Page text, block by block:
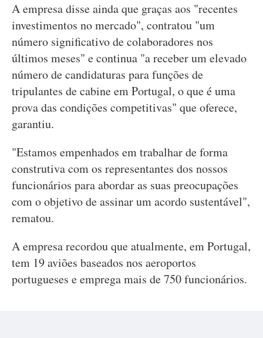
A empresa disse ainda que graças aos "recentes
investimentos no mercado", contratou "um
número significativo de colaboradores nos
últimos meses" e continua "a receber um elevado
número de candidaturas para funções de
tripulantes de cabine em Portugal, o que é uma
prova das condições competitivas" que oferece,
garantiu.
"Estamos empenhados em trabalhar de forma
construtiva com os representantes dos nossos
funcionários para abordar as suas preocupações
com o objetivo de assinar um acordo sustentável",
rematou.
A empresa recordou que atualmente, em Portugal,
tem 19 aviões baseados nos aeroportos
portugueses e emprega mais de 750 funcionários.